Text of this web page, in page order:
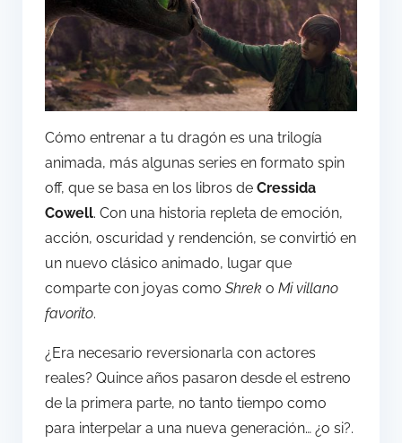
Cómo entrenar a tu dragón es una trilogía
animada, más algunas series en formato spin
off, que se basa en los libros de Cressida
Cowell. Con una historia repleta de emoción,
acción, oscuridad y rendención, se convirtió en
un nuevo clásico animado, lugar que
comparte con joyas como Shrek o Mi villano
favorito.
¿Era necesario reversionarla con actores
reales? Quince años pasaron desde el estreno
de la primera parte, no tanto tiempo como
para interpelar a una nueva generación… ¿o si?.